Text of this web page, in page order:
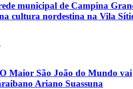
municipal de Campina
cultura nordestina na Vila
Maior São João do Mundo vai
Ariano Suassuna